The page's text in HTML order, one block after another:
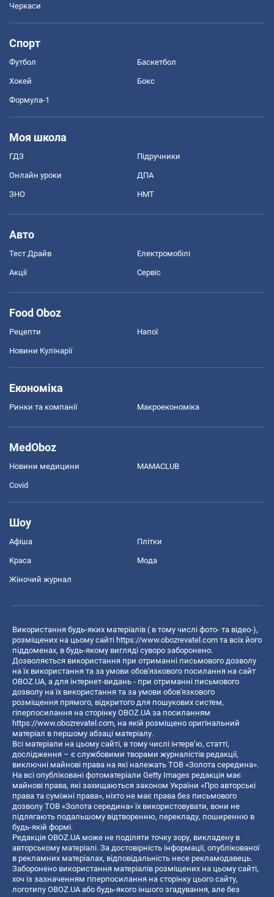
Черкаси
Спорт
Футбол Баскетбол
Хокей Бокс
Формула-1
Моя школа
ГДЗ Підручники
Онлайн уроки ДПА
ЗНО НМТ
Авто
Тест Драйв Електромобілі
Акції Сервіс
Food Oboz
Рецепти Напої
Новини Кулінарії
Економіка
Ринки та компанії Макроекономіка
MedOboz
Новини медицини MAMACLUB
Covid
Шоу
Афіша Плітки
Краса Мода
Жіночий журнал
Використання будь-яких матеріалів ( в тому числі фото- та відео-),
розміщених на цьому сайті https://www.obozrevatel.com та всіх його
піддоменах, в будь-якому вигляді суворо заборонено.
Дозволяється використання при отриманні письмового дозволу
на їх використання та за умови обов'язкового посилання на сайт
OBOZ.UA, а для інтернет-видань - при отриманні письмового
дозволу на їх використання та за умови обов'язкового
розміщення прямого, відкритого для пошукових систем,
гіперпосилання на сторінку OBOZ.UA за посиланням
https://www.obozrevatel.com, на якій розміщено оригінальний
матеріал в першому абзаці матеріалу.
Всі матеріали на цьому сайті, в тому числі інтерв’ю, статті,
дослідження – є службовими творами журналістів редакції,
виключні майнові права на які належать ТОВ «Золота середина».
На всі опубліковані фотоматеріали Getty Images редакція має
майнові права, які захищаються законом України «Про авторські
права та суміжні права», ніхто не має права без письмового
дозволу ТОВ «Золота середина» їх використовувати, вони не
підлягають подальшому відтворенню, перекладу, поширенню в
будь-якій формі.
Редакція OBOZ.UA може не поділяти точку зору, викладену в
авторському матеріалі. За достовірність інформації, опублікованої
в рекламних матеріалах, відповідальність несе рекламодавець.
Заборонено використання матеріалів розміщених на цьому сайті,
хоч із зазначенням гіперпосилання на сторінку цього сайту,
логотипу OBOZ.UA або будь-якого іншого згадування, але без